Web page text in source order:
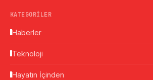
KATEGORILER
Haberler
Teknoloji
Hayatın İçinden